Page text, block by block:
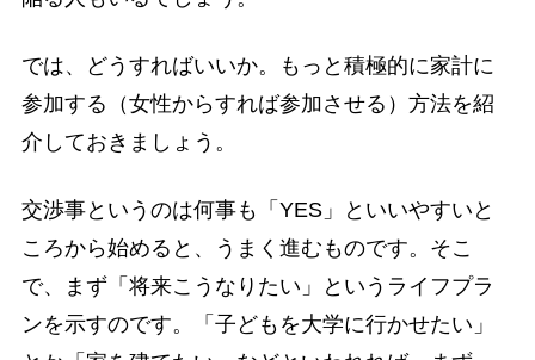
では、どうすればいいか。もっと積極的に家計に
参加する（女性からすれば参加させる）方法を紹
介しておきましょう。
交渉事というのは何事も「YES」といいやすいと
ころから始めると、うまく進むものです。そこ
で、まず「将来こうなりたい」というライフプラ
ンを示すのです。「子どもを大学に行かせたい」